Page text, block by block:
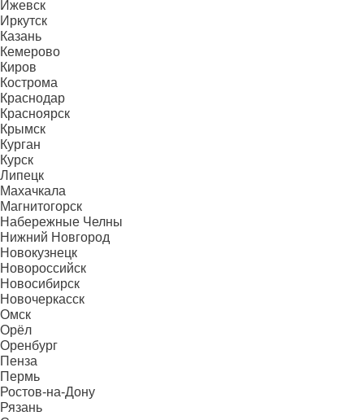
Ижевск
Иркутск
Казань
Кемерово
Киров
Кострома
Краснодар
Красноярск
Крымск
Курган
Курск
Липецк
Махачкала
Магнитогорск
Набережные Челны
Нижний Новгород
Новокузнецк
Новороссийск
Новосибирск
Новочеркасск
Омск
Орёл
Оренбург
Пенза
Пермь
Ростов-на-Дону
Рязань